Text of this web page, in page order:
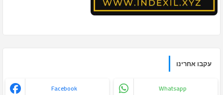
עקבו אחרינו
Facebook Whatsapp